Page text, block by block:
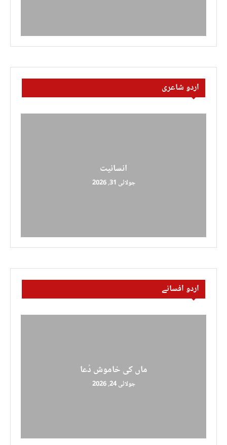
اردو شاعری
انسانیت
جولائی 31, 2026
اردو افسانے
ماں کی خاموش دُعا
جولائی 24, 2026